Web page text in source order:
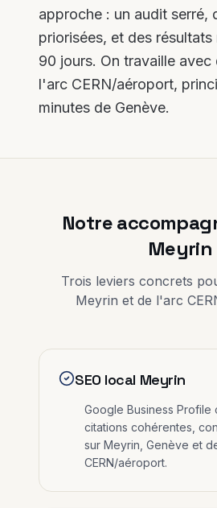
community
management
approche : un audit serré,
priorisées, et des résultats
90 jours. On travaille avec
l'arc CERN/aéroport,
minutes de Genève.
Notre
Meyrin
Trois leviers concrets
Meyrin et de l'arc
SEO local Meyrin
Google Business Profile
citations cohérentes,
sur Meyrin, Genève et
CERN/aéroport.